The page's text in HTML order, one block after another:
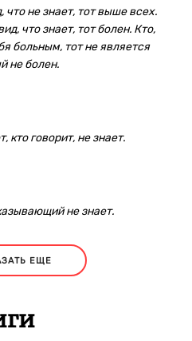
что не знает, тот выше всех.
что знает, тот болен. Кто,
больным, тот не является
не болен.
кто говорит, не знает.
не знает.
ЕЩЕ